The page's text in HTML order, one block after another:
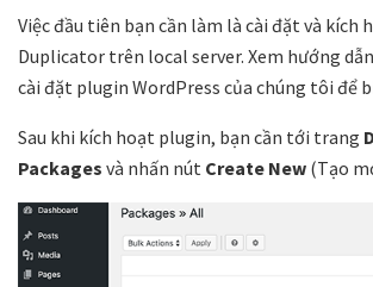
Việc đầu tiên bạn cần làm là cài đặt và kích
Duplicator trên local server. Xem hướng
cài đặt plugin WordPress của chúng tôi để
Sau khi kích hoạt plugin, bạn cần tới trang
Packages và nhấn nút Create New (Tạo